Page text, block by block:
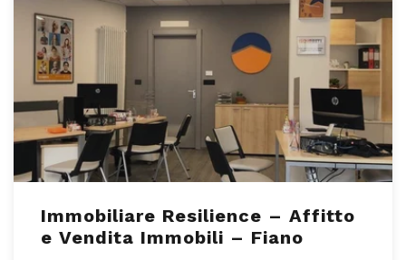
Immobiliare Resilience – Affitto
e Vendita Immobili – Fiano